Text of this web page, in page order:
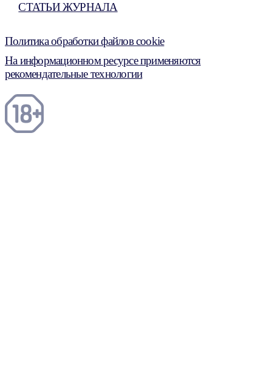
СТАТЬИ ЖУРНАЛА
Политика обработки файлов cookie
На информационном ресурсе применяются
рекомендательные технологии